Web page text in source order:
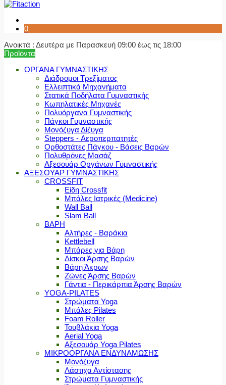
0
Ανοικτά : Δευτέρα με Παρασκευή 09:00 έως τις 18:00
Προϊόντα
ΟΡΓΑΝΑ ΓΥΜΝΑΣΤΙΚΗΣ
Διάδρομοι Τρεξίματος
Ελλειπτικά Μηχανήματα
Στατικά Ποδήλατα Γυμναστικής
Κωπηλατικές Μηχανές
Πολυόργανα Γυμναστικής
Πάγκοι Γυμναστικής
Μονόζυγα Δίζυγα
Steppers - Αεροπερπατητές
Ορθοστάτες Πάγκου - Βάσεις Βαρών
Πολυθρόνες Μασάζ
Αξεσουάρ Οργάνων Γυμναστικής
ΑΞΕΣΟΥΑΡ ΓΥΜΝΑΣΤΙΚΗΣ
CROSSFIT
Είδη Crossfit
Μπάλες Ιατρικές (Medicine)
Wall Ball
Slam Ball
ΒΑΡΗ
Αλτήρες - Βαράκια
Kettlebell
Μπάρες για Βάρη
Δίσκοι Άρσης Βαρών
Βάρη Άκρων
Ζώνες Άρσης Βαρών
Γάντια - Περικάρπια Άρσης Βαρών
YOGA-PILATES
Στρώματα Yoga
Μπάλες Pilates
Foam Roller
Τουβλάκια Yoga
Aerial Yoga
Αξεσουάρ Yoga Pilates
ΜΙΚΡΟΟΡΓΑΝΑ ΕΝΔΥΝΑΜΩΣΗΣ
Μονόζυγα
Λάστιχα Αντίστασης
Στρώματα Γυμναστικής